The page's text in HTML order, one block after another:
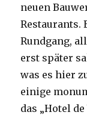
neuen
Restaurants.
Rundgang,
erst später
was es hier
einige
das „Hotel